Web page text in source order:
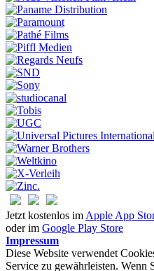
Jetzt kostenlos im Apple App
oder im Google Play Store
Impressum
Diese Website verwendet
Service zu gewährleisten. Wenn